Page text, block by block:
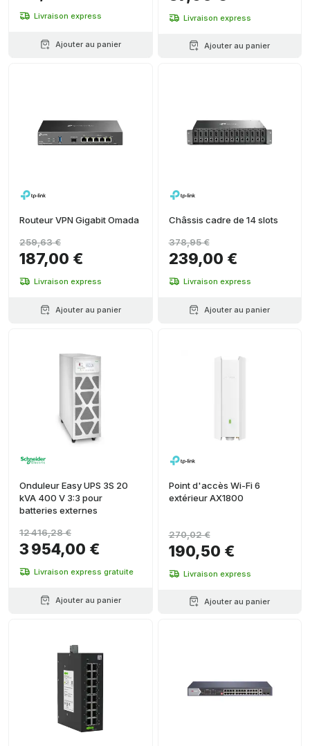
Livraison express
Ajouter au panier
Livraison express
Ajouter au panier
Routeur VPN Gigabit Omada
187,00 €
259,63 €
Livraison express
Ajouter au panier
Châssis cadre de 14 slots
239,00 €
378,95 €
Livraison express
Ajouter au panier
Onduleur Easy UPS 3S 20
kVA 400 V 3:3 pour
batteries externes
3 954,00 €
12 416,28 €
Livraison express gratuite
Ajouter au panier
Point d'accès Wi-Fi 6
extérieur AX1800
190,50 €
270,02 €
Livraison express
Ajouter au panier